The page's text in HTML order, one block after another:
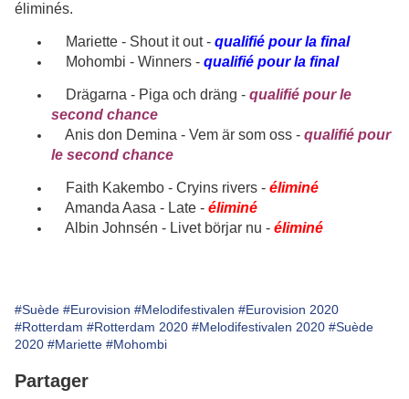
éliminés.
Mariette - Shout it out - qualifié pour la final
Mohombi - Winners - qualifié pour la final
Drägarna - Piga och dräng - qualifié pour le
second chance
Anis don Demina - Vem är som oss - qualifié pour
le second chance
Faith Kakembo - Cryins rivers - éliminé
Amanda Aasa - Late - éliminé
Albin Johnsén - Livet börjar nu - éliminé
#Suède #Eurovision #Melodifestivalen #Eurovision 2020
#Rotterdam #Rotterdam 2020 #Melodifestivalen 2020 #Suède
2020 #Mariette #Mohombi
Partager